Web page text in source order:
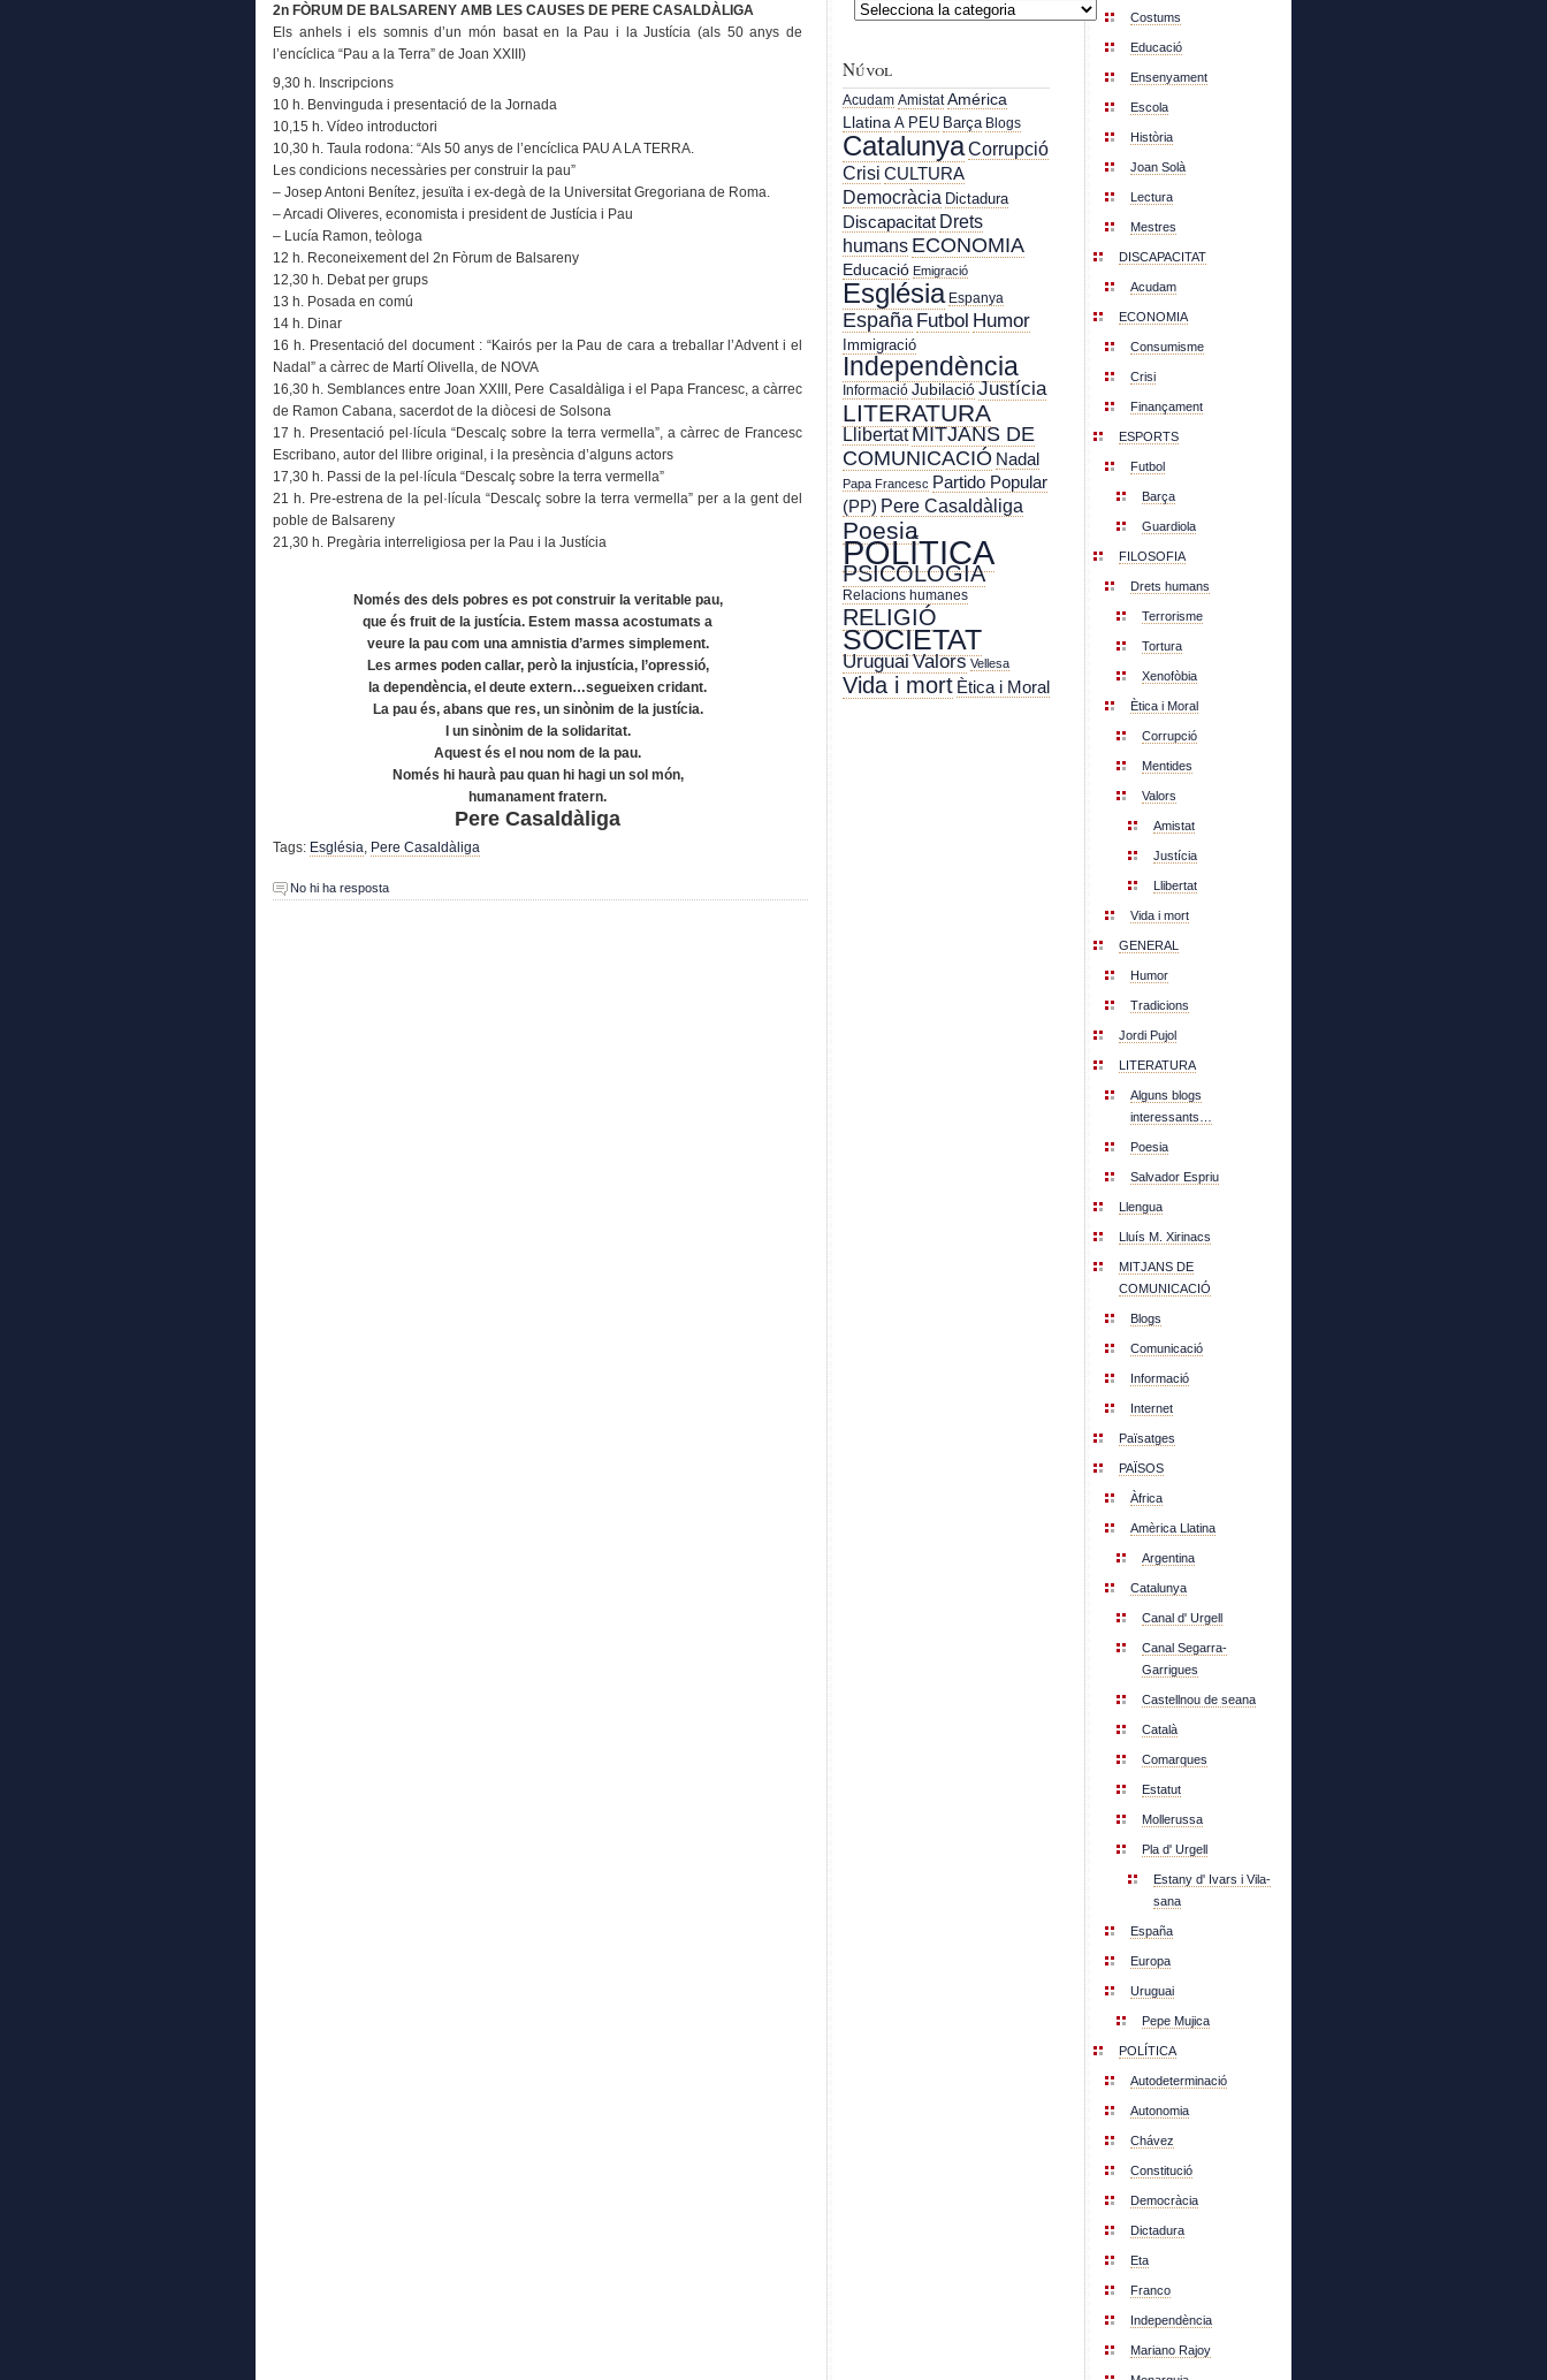
2n FÒRUM DE BALSARENY AMB LES CAUSES DE PERE CASALDÀLIGA
Els anhels i els somnis d’un món basat en la Pau i la Justícia (als 50 anys de
l’encíclica “Pau a la Terra” de Joan XXIII)
9,30 h. Inscripcions
10 h. Benvinguda i presentació de la Jornada
10,15 h. Vídeo introductori
10,30 h. Taula rodona: “Als 50 anys de l’encíclica PAU A LA TERRA.
Les condicions necessàries per construir la pau”
– Josep Antoni Benítez, jesuïta i ex-degà de la Universitat Gregoriana de Roma.
– Arcadi Oliveres, economista i president de Justícia i Pau
– Lucía Ramon, teòloga
12 h. Reconeixement del 2n Fòrum de Balsareny
12,30 h. Debat per grups
13 h. Posada en comú
14 h. Dinar
16 h. Presentació del document : “Kairós per la Pau de cara a treballar l’Advent i el
Nadal” a càrrec de Martí Olivella, de NOVA
16,30 h. Semblances entre Joan XXIII, Pere Casaldàliga i el Papa Francesc, a càrrec
de Ramon Cabana, sacerdot de la diòcesi de Solsona
17 h. Presentació pel·lícula “Descalç sobre la terra vermella”, a càrrec de Francesc
Escribano, autor del llibre original, i la presència d’alguns actors
17,30 h. Passi de la pel·lícula “Descalç sobre la terra vermella”
21 h. Pre-estrena de la pel·lícula “Descalç sobre la terra vermella” per a la gent del
poble de Balsareny
21,30 h. Pregària interreligiosa per la Pau i la Justícia
Només des dels pobres es pot construir la veritable pau,
que és fruit de la justícia. Estem massa acostumats a
veure la pau com una amnistia d’armes simplement.
Les armes poden callar, però la injustícia, l’opressió,
la dependència, el deute extern…segueixen cridant.
La pau és, abans que res, un sinònim de la justícia.
I un sinònim de la solidaritat.
Aquest és el nou nom de la pau.
Només hi haurà pau quan hi hagi un sol món,
humanament fratern.
Pere Casaldàliga
Tags: Església, Pere Casaldàliga
No hi ha resposta
Categories
Núvol
Acudam Amistat América
Llatina A PEU Barça Blogs
CatalunyaCorrupció
Crisi CULTURA
Democràcia Dictadura
Discapacitat Drets
humans ECONOMIA
Educació Emigració
Església Espanya
España Futbol Humor
Immigració
Independència
Informació JubilacióJustícia
LITERATURA
LlibertatMITJANS DE
COMUNICACIÓ Nadal
Papa Francesc Partido Popular
(PP) Pere Casaldàliga
Poesia
POLÍTICA
PSICOLOGIA
Relacions humanes
RELIGIÓ
SOCIETAT
Uruguai Valors Vellesa
Vida i mort Ètica i Moral
Costums
Educació
Ensenyament
Escola
Història
Joan Solà
Lectura
Mestres
DISCAPACITAT
Acudam
ECONOMIA
Consumisme
Crisi
Finançament
ESPORTS
Futbol
Barça
Guardiola
FILOSOFIA
Drets humans
Terrorisme
Tortura
Xenofòbia
Ètica i Moral
Corrupció
Mentides
Valors
Amistat
Justícia
Llibertat
Vida i mort
GENERAL
Humor
Tradicions
Jordi Pujol
LITERATURA
Alguns blogs
interessants…
Poesia
Salvador Espriu
Llengua
Lluís M. Xirinacs
MITJANS DE
COMUNICACIÓ
Blogs
Comunicació
Informació
Internet
Païsatges
PAÏSOS
Àfrica
Amèrica Llatina
Argentina
Catalunya
Canal d' Urgell
Canal Segarra-
Garrigues
Castellnou de seana
Català
Comarques
Estatut
Mollerussa
Pla d' Urgell
Estany d' Ivars i Vila-
sana
España
Europa
Uruguai
Pepe Mujica
POLÍTICA
Autodeterminació
Autonomia
Chávez
Constitució
Democràcia
Dictadura
Eta
Franco
Independència
Mariano Rajoy